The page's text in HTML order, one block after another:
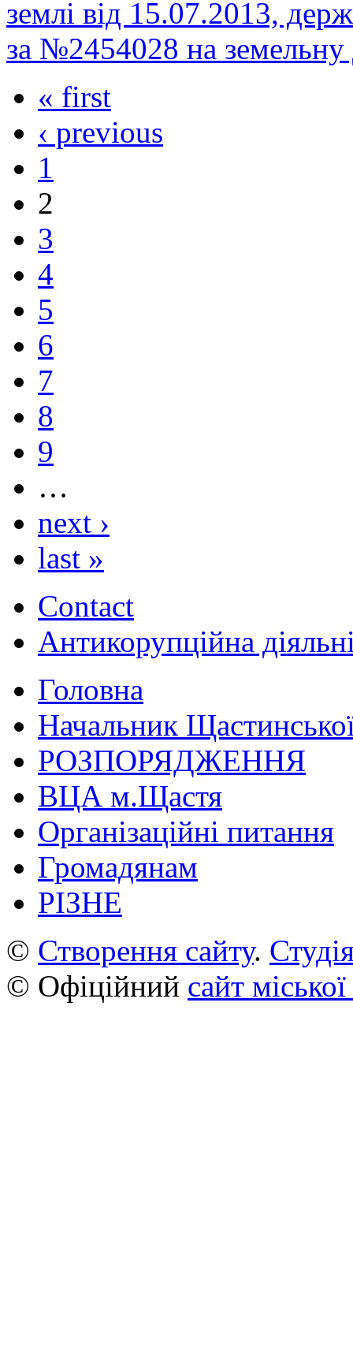
землі від 15.07.2013,
за №2454028 на
« first
‹ previous
1
2
3
4
5
6
7
8
9
…
next ›
last »
Contact
Антикорупційна
Головна
Начальник
РОЗПОРЯДЖЕННЯ
ВЦА м.Щастя
Організаційні питання
Громадянам
РІЗНЕ
© Створення сайту.
© Офіційний сайт